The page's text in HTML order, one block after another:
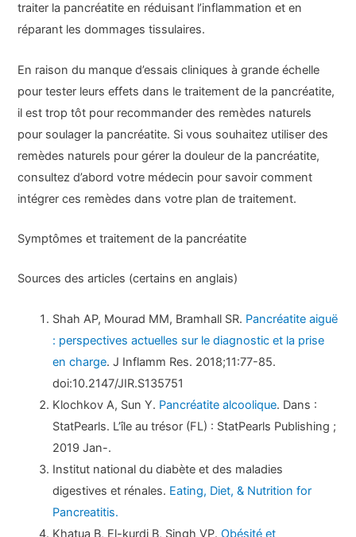
traiter la pancréatite en réduisant l’inflammation et en
réparant les dommages tissulaires.
En raison du manque d’essais cliniques à grande échelle
pour tester leurs effets dans le traitement de la pancréatite,
il est trop tôt pour recommander des remèdes naturels
pour soulager la pancréatite. Si vous souhaitez utiliser des
remèdes naturels pour gérer la douleur de la pancréatite,
consultez d’abord votre médecin pour savoir comment
intégrer ces remèdes dans votre plan de traitement.
Symptômes et traitement de la pancréatite
Sources des articles (certains en anglais)
Shah AP, Mourad MM, Bramhall SR. Pancréatite aiguë
: perspectives actuelles sur le diagnostic et la prise
en charge. J Inflamm Res. 2018;11:77-85.
doi:10.2147/JIR.S135751
Klochkov A, Sun Y. Pancréatite alcoolique. Dans :
StatPearls. L’île au trésor (FL) : StatPearls Publishing ;
2019 Jan-.
Institut national du diabète et des maladies
digestives et rénales. Eating, Diet, & Nutrition for
Pancreatitis.
Khatua B, El-kurdi B, Singh VP.Obésité et